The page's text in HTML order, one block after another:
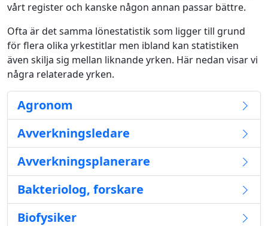
vårt register och kanske någon annan passar bättre.
Ofta är det samma lönestatistik som ligger till grund
för flera olika yrkestitlar men ibland kan statistiken
även skilja sig mellan liknande yrken. Här nedan visar vi
några relaterade yrken.
Agronom
Avverkningsledare
Avverkningsplanerare
Bakteriolog, forskare
Biofysiker